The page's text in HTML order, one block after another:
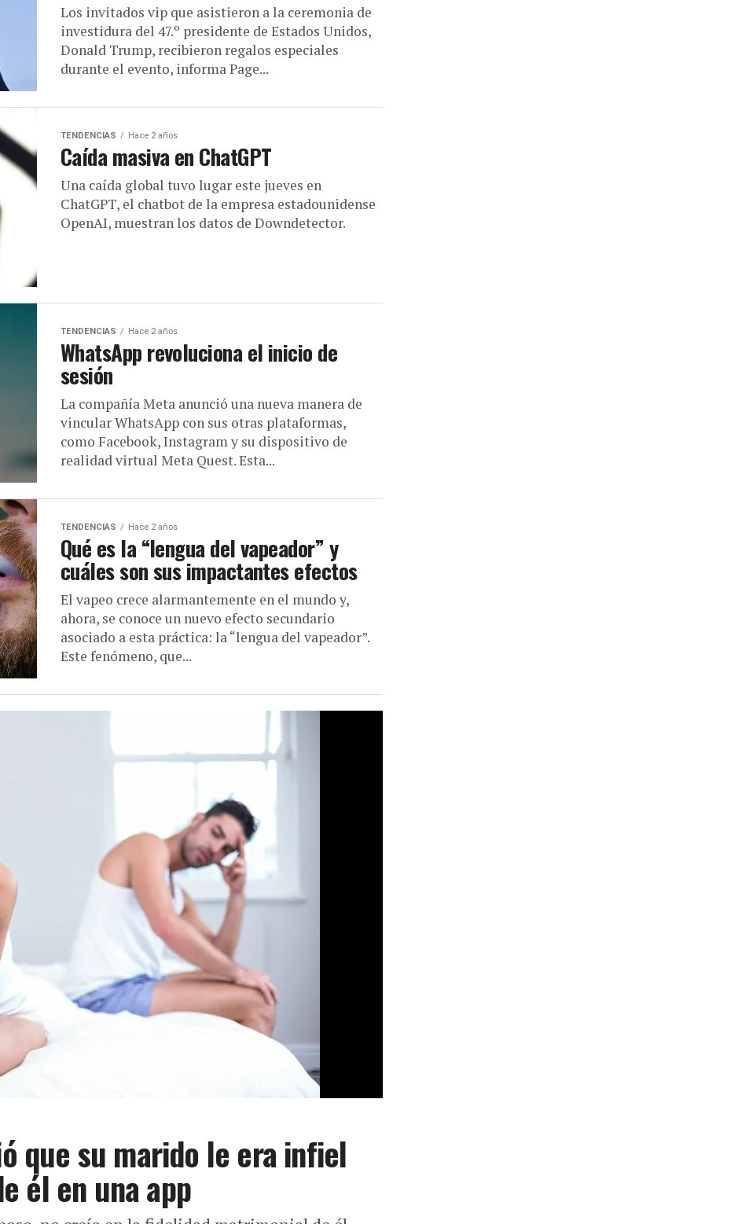
Los invitados vip que asistieron a la ceremonia de
investidura del 47.º presidente de Estados Unidos,
Donald Trump, recibieron regalos especiales
durante el evento, informa Page...
TENDENCIAS Hace 2 años
Caída masiva en ChatGPT
Una caída global tuvo lugar este jueves en
ChatGPT, el chatbot de la empresa estadounidense
OpenAI, muestran los datos de Downdetector.
TENDENCIAS Hace 2 años
WhatsApp revoluciona el inicio de
sesión
La compañía Meta anunció una nueva manera de
vincular WhatsApp con sus otras plataformas,
como Facebook, Instagram y su dispositivo de
realidad virtual Meta Quest. Esta...
TENDENCIAS Hace 2 años
Qué es la “lengua del vapeador” y
cuáles son sus impactantes efectos
El vapeo crece alarmantemente en el mundo y,
ahora, se conoce un nuevo efecto secundario
asociado a esta práctica: la “lengua del vapeador”.
Este fenómeno, que...
que su marido le era infiel
él en una app